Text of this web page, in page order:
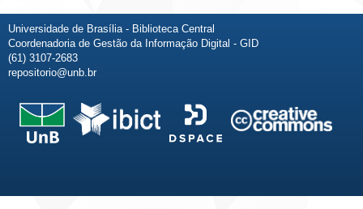
Universidade de Brasília - Biblioteca Central
Coordenadoria de Gestão da Informação Digital - GID
(61) 3107-2683
repositorio@unb.br